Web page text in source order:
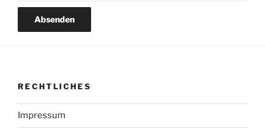
RECHTLICHES
Impressum